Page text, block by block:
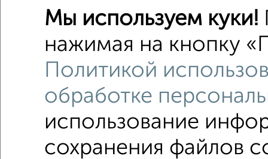
не
Цена до
Однокомнатные Двухкомнатные
Мы используем куки!
нажимая на кнопку
Политикой
обработке
использование
сохранения файлов